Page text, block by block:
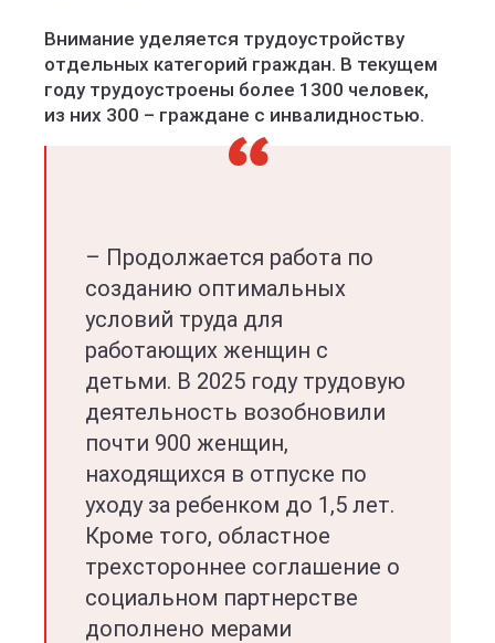
Внимание уделяется трудоустройству
отдельных категорий граждан. В текущем
году трудоустроены более 1300 человек,
из них 300 – граждане с инвалидностью.
– Продолжается работа по
созданию оптимальных
условий труда для
работающих женщин с
детьми. В 2025 году трудовую
деятельность возобновили
почти 900 женщин,
находящихся в отпуске по
уходу за ребенком до 1,5 лет.
Кроме того, областное
трехстороннее соглашение о
социальном партнерстве
дополнено мерами